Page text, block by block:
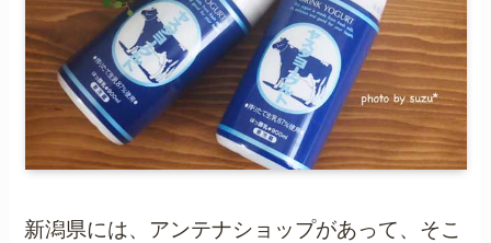
新潟県には、アンテナショップがあって、そこ